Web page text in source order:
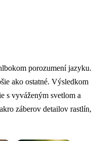
porozumení jazyku.
ako ostatné. Výsledkom
s vyváženým svetlom a
záberov detailov rastlín,